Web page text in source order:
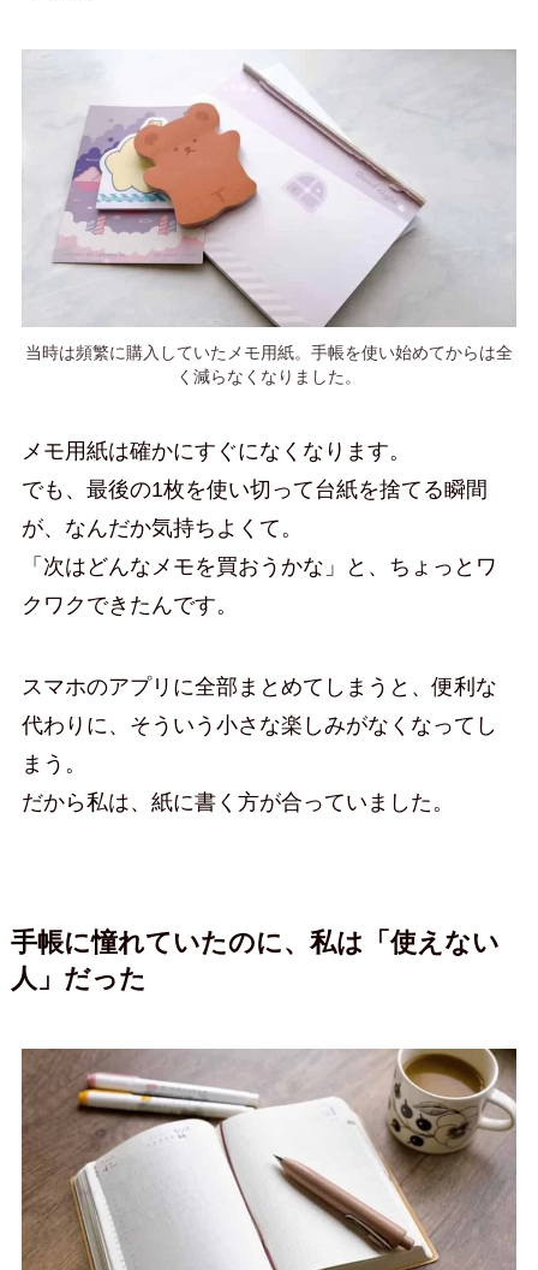
当時は頻繁に購入していたメモ用紙。手帳を使い始めてからは全
く減らなくなりました。
メモ用紙は確かにすぐになくなります。
でも、最後の1枚を使い切って台紙を捨てる瞬間
が、なんだか気持ちよくて。
「次はどんなメモを買おうかな」と、ちょっとワ
クワクできたんです。
スマホのアプリに全部まとめてしまうと、便利な
代わりに、そういう小さな楽しみがなくなってし
まう。
だから私は、紙に書く方が合っていました。
手帳に憧れていたのに、私は「使えない
人」だった